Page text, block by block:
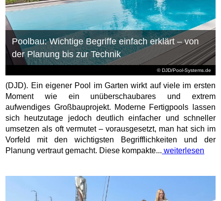
© DJD/Pool-Systems.de
Poolbau: Wichtige Begriffe einfach erklärt – von
der Planung bis zur Technik
(DJD). Ein eigener Pool im Garten wirkt auf viele im ersten
Moment wie ein unüberschaubares und extrem
aufwendiges Großbauprojekt. Moderne Fertigpools lassen
sich heutzutage jedoch deutlich einfacher und schneller
umsetzen als oft vermutet – vorausgesetzt, man hat sich im
Vorfeld mit den wichtigsten Begrifflichkeiten und der
Planung vertraut gemacht. Diese kompakte... weiterlesen